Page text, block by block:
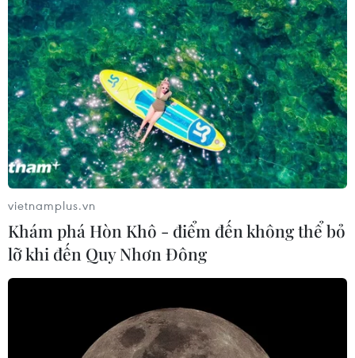
29/03/2024 11:26
Tại tọa đàm về đổi mới, nâng cao chất lượng điều tra,
nắm bắt, nghiên cứu dư luận xã hội, các đại biểu đánh
giá nhận thức của chính quyền các cấp về vị trí, vai trò,
tầm quan trọng của công tác này.
vietnamplus.vn
Khám phá Hòn Khô - điểm đến không thể bỏ
lỡ khi đến Quy Nhơn Đông